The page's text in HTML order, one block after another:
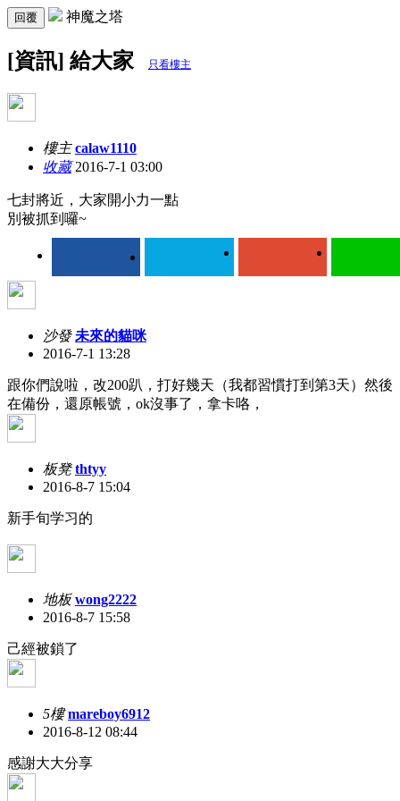
回覆 神魔之塔
[資訊] 給大家 只看樓主
樓主 calaw1110
收藏2016-7-1 03:00
七封將近，大家開小力一點
別被抓到囉~
沙發 未來的貓咪
2016-7-1 13:28
跟你們說啦，改200趴，打好幾天（我都習慣打到第3天）然後
在備份，還原帳號，ok沒事了，拿卡咯，
板凳 thtyy
2016-8-7 15:04
新手旬学习的
地板 wong2222
2016-8-7 15:58
己經被鎖了
5樓 mareboy6912
2016-8-12 08:44
感謝大大分享